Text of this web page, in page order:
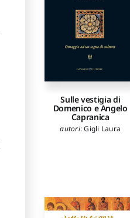
Sulle vestigia di
Domenico e Angelo
Capranica
autori:Gigli Laura